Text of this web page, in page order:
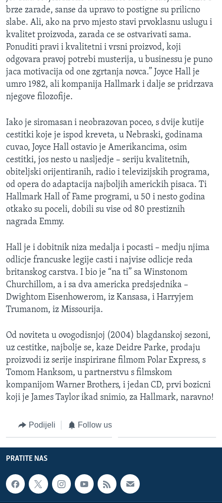
brze zarade, sanse da upravo to postigne su prilicno
slabe. Ali, ako na prvo mjesto stavi prvoklasnu uslugu i
kvalitet proizvoda, zarada ce se ostvarivati sama.
Ponuditi pravi i kvalitetni i vrsni proizvod, koji
odgovara pravoj potrebi musterija, u businessu je puno
jaca motivacija od one zgrtanja novca.” Joyce Hall je
umro 1982, ali kompanija Hallmark i dalje se pridrzava
njegove filozofije.
Iako je siromasan i neobrazovan poceo, s dvije kutije
cestitki koje je ispod kreveta, u Nebraski, godinama
cuvao, Joyce Hall ostavio je Amerikancima, osim
cestitki, jos nesto u nasljedje – seriju kvalitetnih,
obiteljski orijentiranih, radio i televizijskih programa,
od opera do adaptacija najboljih americkih pisaca. Ti
Hallmark Hall of Fame programi, u 50 i nesto godina
otkako su poceli, dobili su vise od 80 prestiznih
nagrada Emmy.
Hall je i dobitnik niza medalja i pocasti – medju njima
odlicje francuske legije casti i najvise odlicje reda
britanskog carstva. I bio je “na ti” sa Winstonom
Churchillom, a i sa dva americka predsjednika –
Dwightom Eisenhowerom, iz Kansasa, i Harryjem
Trumanom, iz Missourija.
Od noviteta u ovogodisnjoj (2004) blagdanskoj sezoni,
uz cestitke, najbolje se, kaze Deidre Parke, prodaju
proizvodi iz serije inspirirane filmom Polar Express, s
Tomom Hanksom, u partnerstvu s filmskom
kompanijom Warner Brothers, i jedan CD, prvi bozicni
koji je James Taylor ikad snimio, za Hallmark, naravno!
Podijeli Follow us
PRATITE NAS